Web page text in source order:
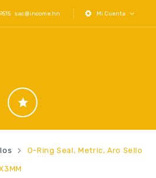
sac@income.hn Mi Cuenta
O-Ring Seal, Metric, Aro Sello